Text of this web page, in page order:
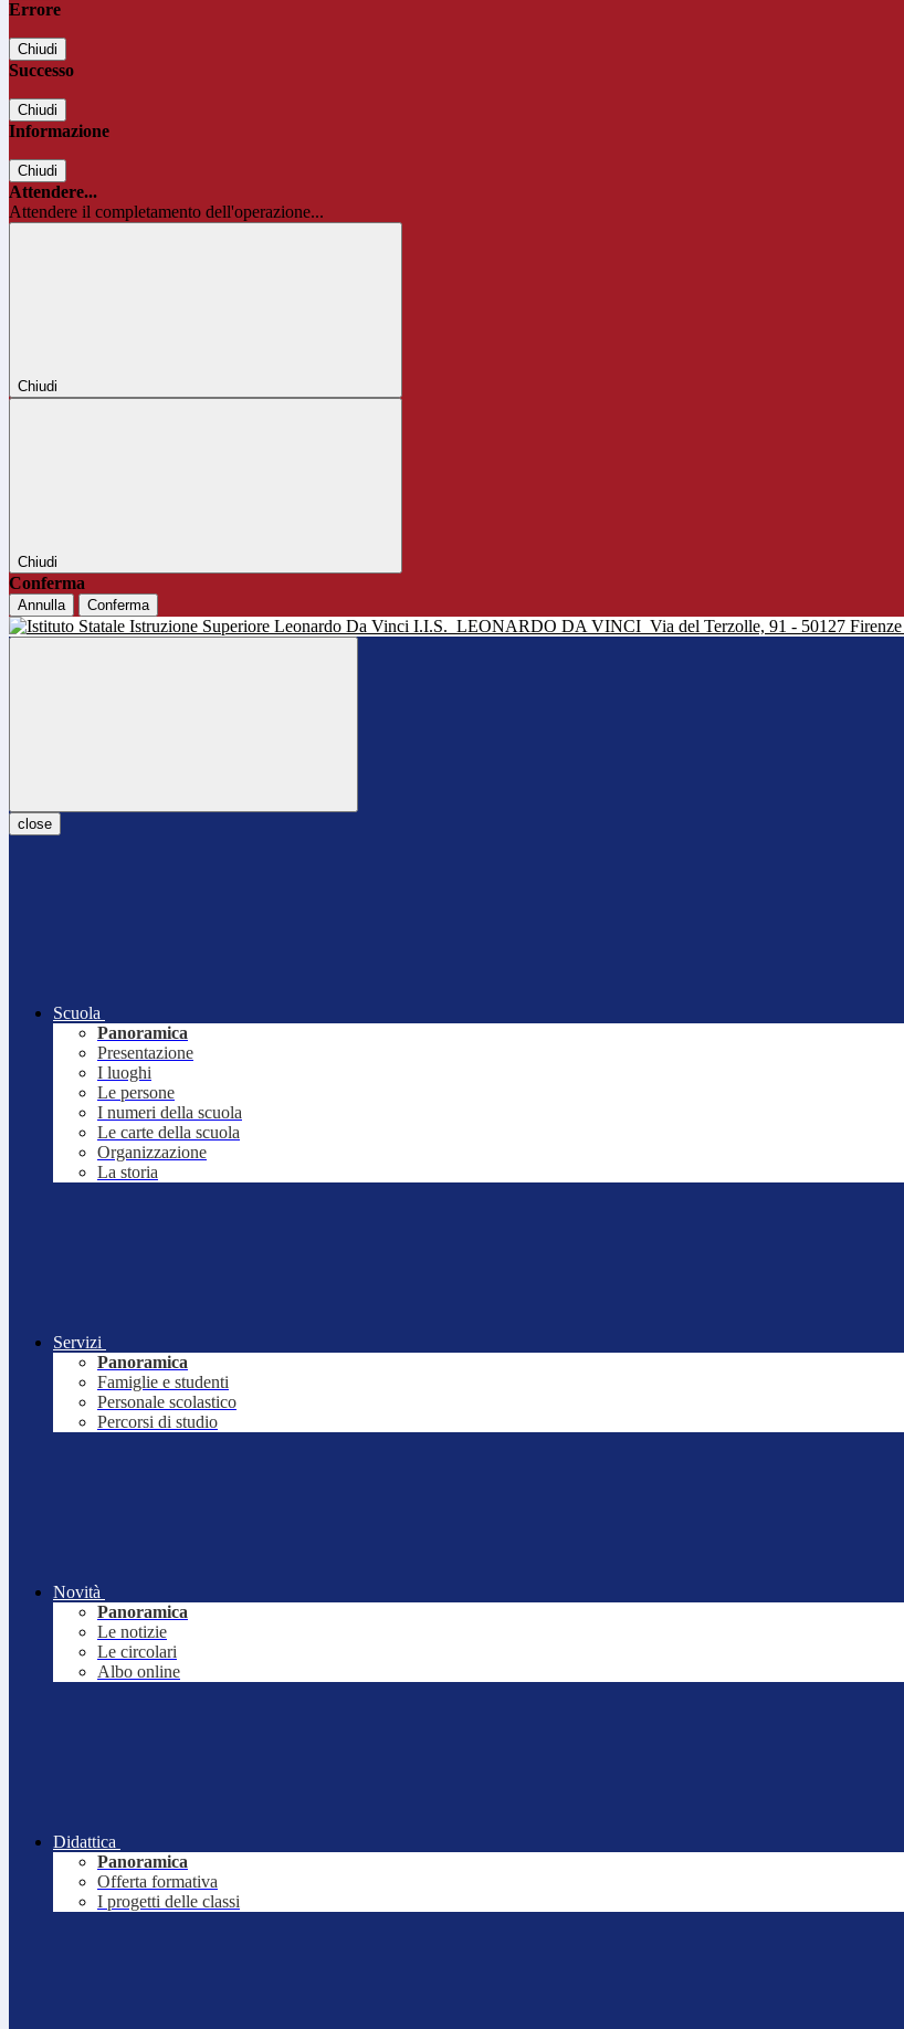
Errore
Chiudi
Successo
Chiudi
Informazione
Chiudi
Attendere...
Attendere il completamento dell'operazione...
Chiudi
Chiudi
Conferma
Annulla Conferma
I.I.S. LEONARDO DA VINCI Via del Terzolle, 91 - 50127 Firenze
close
Scuola
Panoramica
Presentazione
I luoghi
Le persone
I numeri della scuola
Le carte della scuola
Organizzazione
La storia
Servizi
Panoramica
Famiglie e studenti
Personale scolastico
Percorsi di studio
Novità
Panoramica
Le notizie
Le circolari
Albo online
Didattica
Panoramica
Offerta formativa
I progetti delle classi